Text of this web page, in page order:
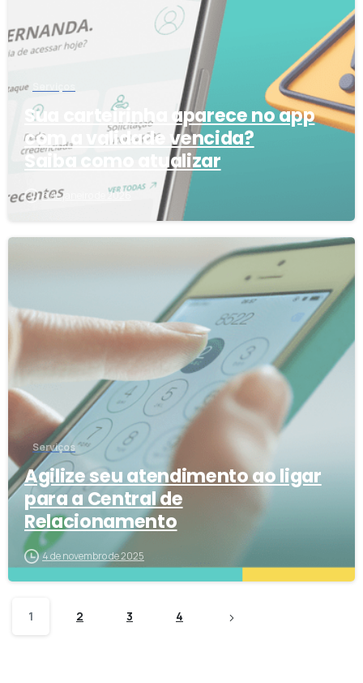
Sua carteirinha aparece no app
com a validade vencida?
Saiba como atualizar
6 de janeiro de 2026
Serviços
Agilize seu atendimento ao ligar
para a Central de
Relacionamento
4 de novembro de 2025
1 2 3 4